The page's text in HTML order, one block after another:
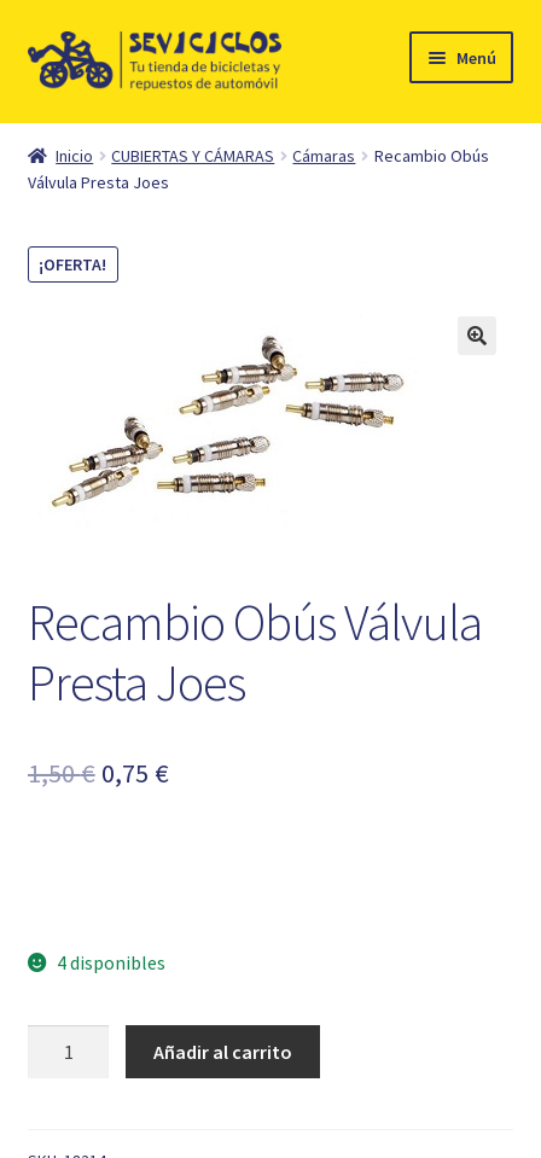
Ir
Ir
al
Menú
Inicio
Ciclismo
Automóvil
Inicio CUBIERTAS Y CÁMARAS Cámaras
Recambio Obús
Válvula Presta Joes
¡OFERTA!
Recambio Obús Válvula
Presta Joes
1,50€ El
0,75 €El
4 disponibles
Añadir al carrito